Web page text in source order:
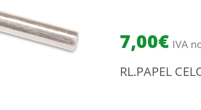
7,00€ IVA
RL.PAPEL